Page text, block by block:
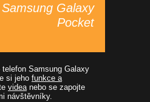
Galaxy
Pocket
telefon Samsung Galaxy
si jeho funkce a
videanebo se zapojte
návštěvníky.